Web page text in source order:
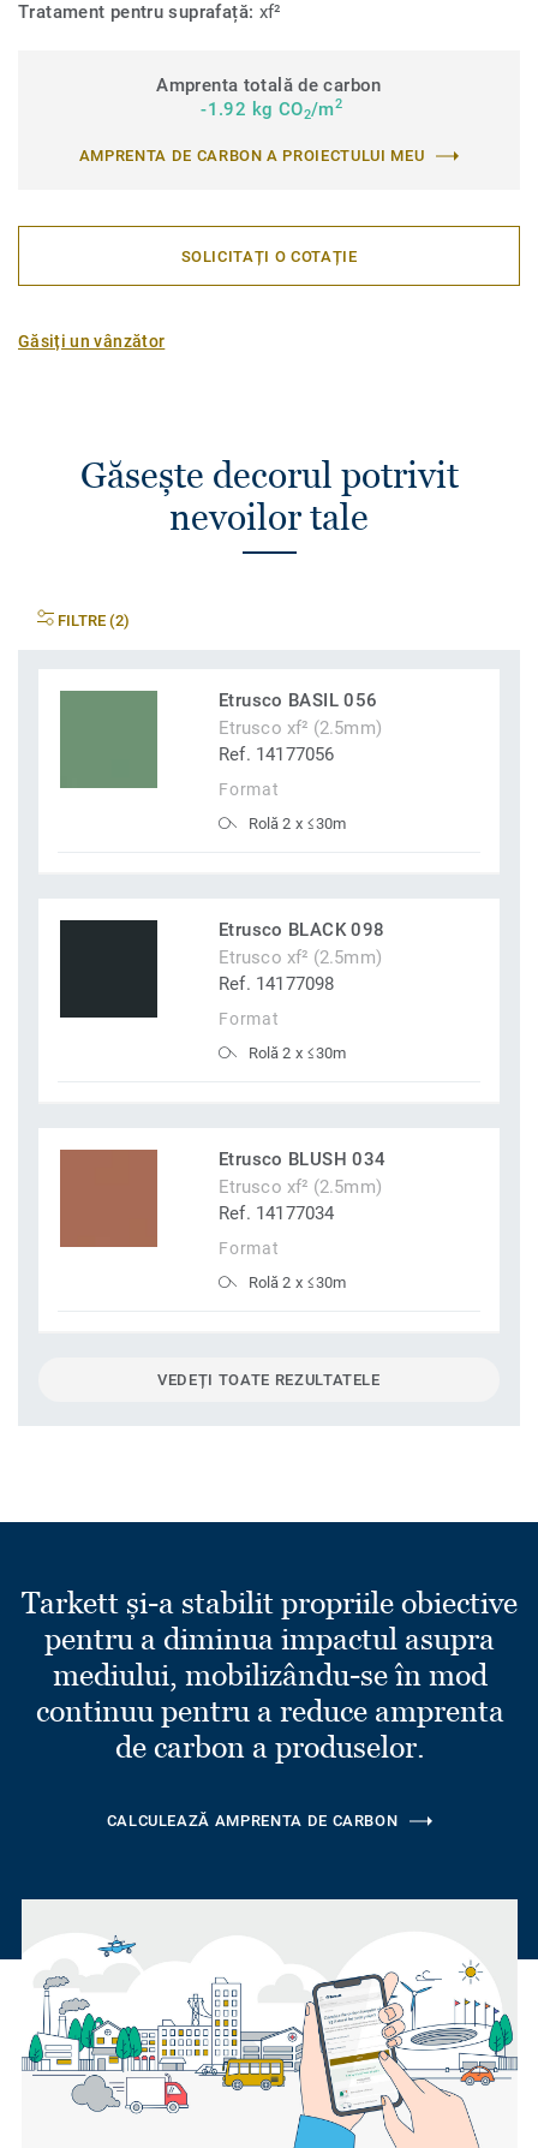
Tratament pentru suprafață: xf²
Amprenta totală de carbon
-1.92 kg CO2/m2
AMPRENTA DE CARBON A PROIECTULUI MEU
SOLICITAȚI O COTAȚIE
Găsiți un vânzător
Găsește decorul potrivit
nevoilor tale
FILTRE (2)
Etrusco BASIL 056
Etrusco xf² (2.5mm)
Ref. 14177056
Format
Rolă 2 x ≤30m
Etrusco BLACK 098
Etrusco xf² (2.5mm)
Ref. 14177098
Format
Rolă 2 x ≤30m
Etrusco BLUSH 034
Etrusco xf² (2.5mm)
Ref. 14177034
Format
Rolă 2 x ≤30m
VEDEȚI TOATE REZULTATELE
Tarkett și-a stabilit propriile obiective
pentru a diminua impactul asupra
mediului, mobilizându-se în mod
continuu pentru a reduce amprenta
de carbon a produselor.
CALCULEAZĂ AMPRENTA DE CARBON